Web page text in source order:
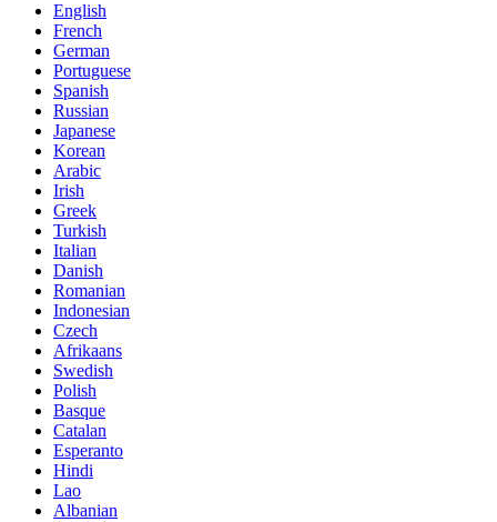
English
French
German
Portuguese
Spanish
Russian
Japanese
Korean
Arabic
Irish
Greek
Turkish
Italian
Danish
Romanian
Indonesian
Czech
Afrikaans
Swedish
Polish
Basque
Catalan
Esperanto
Hindi
Lao
Albanian